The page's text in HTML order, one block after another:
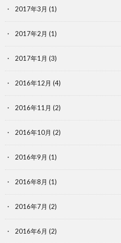
2017年3月 (1)
2017年2月 (1)
2017年1月 (3)
2016年12月 (4)
2016年11月 (2)
2016年10月 (2)
2016年9月 (1)
2016年8月 (1)
2016年7月 (2)
2016年6月 (2)